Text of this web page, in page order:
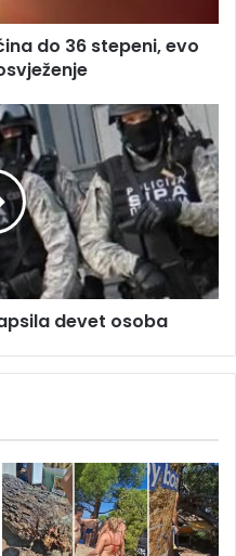
do 36 stepeni, evo
devet osoba